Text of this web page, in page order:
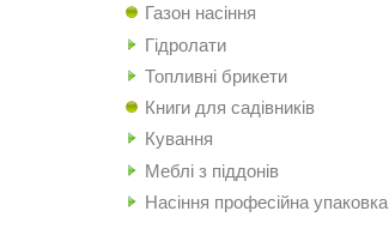
Газон насіння
Гідролати
Топливні брикети
Книги для садівників
Кування
Меблі з піддонів
Насіння професійна упаковка